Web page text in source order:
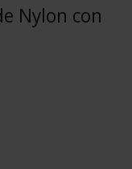
Nylon con